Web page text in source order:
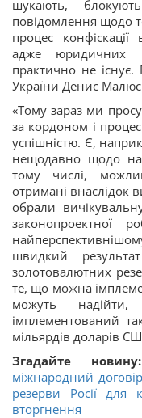
шукають,
повідомлення щодо
процес конфіскації
адже юридичних
практично не існує.
України Денис
«Тому зараз ми
за кордоном і
успішністю. Є,
нещодавно щодо
тому числі,
отримані внаслідок
обрали
законопроектної
швидкий
золотовалютних
те, що можна
можуть
імплементований
мільярдів доларів
Згадайте новину:
міжнародний
резерви Росії для
вторгнення